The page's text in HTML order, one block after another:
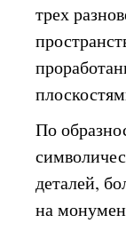
трех
По
деталей,
на